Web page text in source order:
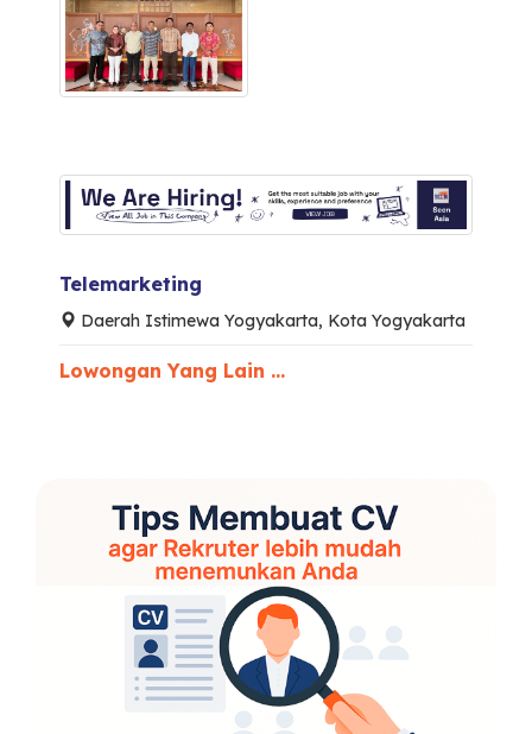
Telemarketing
Daerah Istimewa Yogyakarta, Kota Yogyakarta
Lowongan Yang Lain ...